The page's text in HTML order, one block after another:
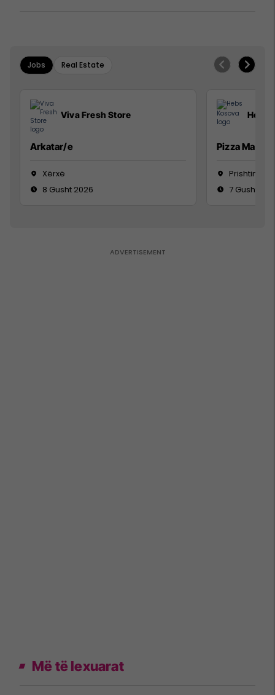
Jobs Real Estate
Viva Fresh Store
Arkatar/e
Xërxë
8 Gusht 2026
Hebs
Pizza Man
Prishtinë
7 Gusht
Më të lexuarat